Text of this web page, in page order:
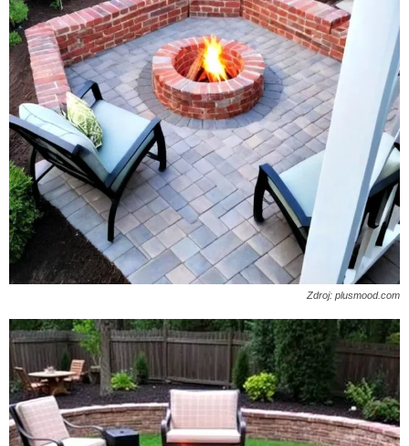
Zdroj: plusmood.com